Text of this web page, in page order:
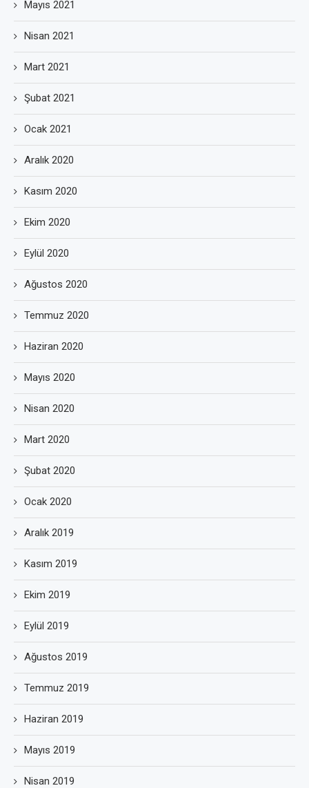
Mayıs 2021
Nisan 2021
Mart 2021
Şubat 2021
Ocak 2021
Aralık 2020
Kasım 2020
Ekim 2020
Eylül 2020
Ağustos 2020
Temmuz 2020
Haziran 2020
Mayıs 2020
Nisan 2020
Mart 2020
Şubat 2020
Ocak 2020
Aralık 2019
Kasım 2019
Ekim 2019
Eylül 2019
Ağustos 2019
Temmuz 2019
Haziran 2019
Mayıs 2019
Nisan 2019